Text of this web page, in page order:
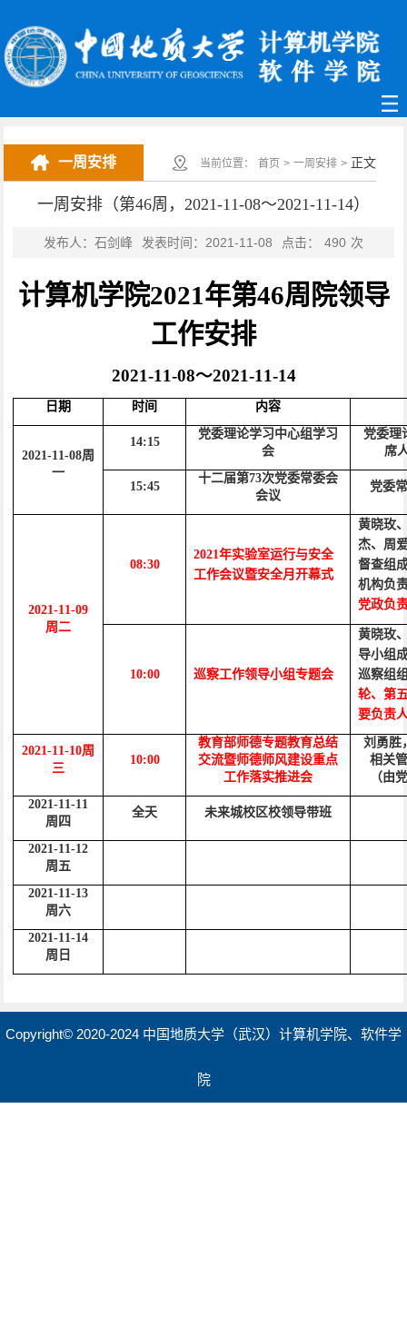
一周安排 当前位置： 首页 > 一周安排 >正文
一周安排（第46周，2021-11-08～2021-11-14）
发布人：石剑峰 发表时间：2021-11-08 点击： 490 次
计算机学院2021年第46周 院领导
工作安排
2021-11-08～2021-11-14
日期 时间 内容
2021-11-08周
一
14:15
党委理论学习中心组学习
会
党委理
席
15:45
十二届第73次党委常委会
会议
党委
2021-11-09
周二
08:30
2021年实验室运行与安全
工作会议暨安全月开幕式
黄晓玫
杰、周
督查组
机构负
党政负
10:00 巡察工作领导小组专题会
黄晓玫
导小组
巡察组
轮、第
要负责
2021-11-10周
三
10:00
教育部师德专题教育总结
交流暨师德师风建设重点
工作落实推进会
刘勇胜
相关
（由
2021-11-11
周四
全天 未来城校区校领导带班
2021-11-12
周五
2021-11-13
周六
2021-11-14
周日
Copyright© 2020-2024 中国地质大学（武汉）计算机学院、软件学
院